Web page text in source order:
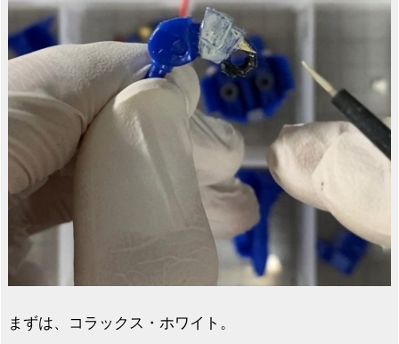
まずは、コラックス・ホワイト。